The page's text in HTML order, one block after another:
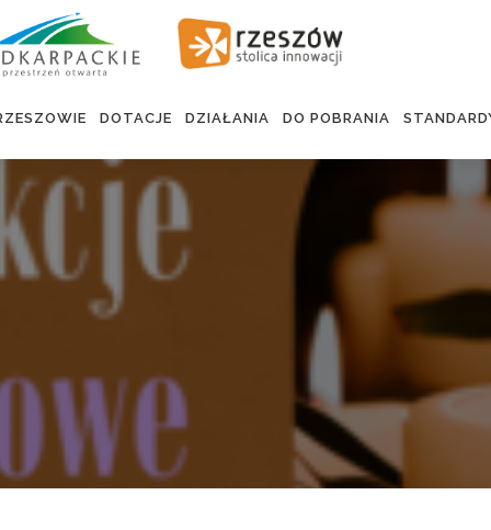
DOTACJE DZIAŁANIA DO POBRANIA